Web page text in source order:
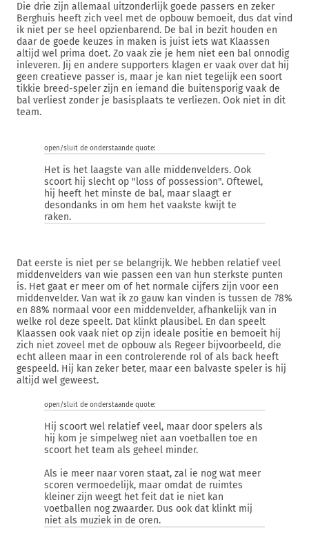
Die drie zijn allemaal uitzonderlijk goede passers en zeker
Berghuis heeft zich veel met de opbouw bemoeit, dus dat vind
ik niet per se heel opzienbarend. De bal in bezit houden en
daar de goede keuzes in maken is juist iets wat Klaassen
altijd wel prima doet. Zo vaak zie je hem niet een bal onnodig
inleveren. Jij en andere supporters klagen er vaak over dat hij
geen creatieve passer is, maar je kan niet tegelijk een soort
tikkie breed-speler zijn en iemand die buitensporig vaak de
bal verliest zonder je basisplaats te verliezen. Ook niet in dit
team.
open/sluit de onderstaande quote:
Het is het laagste van alle middenvelders. Ook
scoort hij slecht op "loss of possession". Oftewel,
hij heeft het minste de bal, maar slaagt er
desondanks in om hem het vaakste kwijt te
raken.
Dat eerste is niet per se belangrijk. We hebben relatief veel
middenvelders van wie passen een van hun sterkste punten
is. Het gaat er meer om of het normale cijfers zijn voor een
middenvelder. Van wat ik zo gauw kan vinden is tussen de 78%
en 88% normaal voor een middenvelder, afhankelijk van in
welke rol deze speelt. Dat klinkt plausibel. En dan speelt
Klaassen ook vaak niet op zijn ideale positie en bemoeit hij
zich niet zoveel met de opbouw als Regeer bijvoorbeeld, die
echt alleen maar in een controlerende rol of als back heeft
gespeeld. Hij kan zeker beter, maar een balvaste speler is hij
altijd wel geweest.
open/sluit de onderstaande quote:
Hij scoort wel relatief veel, maar door spelers als
hij kom je simpelweg niet aan voetballen toe en
scoort het team als geheel minder.
Als ie meer naar voren staat, zal ie nog wat meer
scoren vermoedelijk, maar omdat de ruimtes
kleiner zijn weegt het feit dat ie niet kan
voetballen nog zwaarder. Dus ook dat klinkt mij
niet als muziek in de oren.